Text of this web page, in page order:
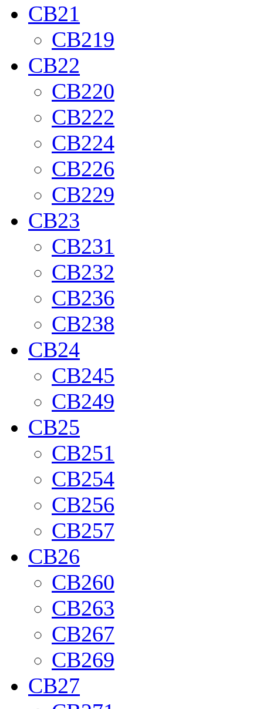
CB21
CB219
CB22
CB220
CB222
CB224
CB226
CB229
CB23
CB231
CB232
CB236
CB238
CB24
CB245
CB249
CB25
CB251
CB254
CB256
CB257
CB26
CB260
CB263
CB267
CB269
CB27